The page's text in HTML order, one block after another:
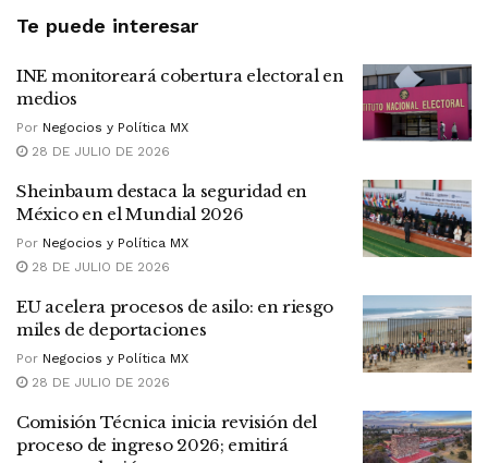
Te puede interesar
INE monitoreará cobertura electoral en
medios
Por Negocios y Política MX
28 DE JULIO DE 2026
Sheinbaum destaca la seguridad en
México en el Mundial 2026
Por Negocios y Política MX
28 DE JULIO DE 2026
EU acelera procesos de asilo: en riesgo
miles de deportaciones
Por Negocios y Política MX
28 DE JULIO DE 2026
Comisión Técnica inicia revisión del
proceso de ingreso 2026; emitirá